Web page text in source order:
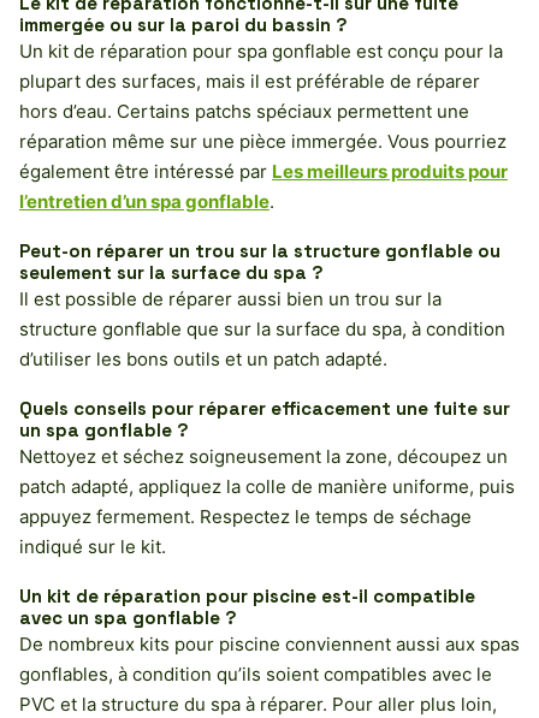
immergée ou sur la paroi du bassin ?
Un kit de réparation pour spa gonflable est conçu pour la
plupart des surfaces, mais il est préférable de réparer
hors d’eau. Certains patchs spéciaux permettent une
réparation même sur une pièce immergée. Vous pourriez
également être intéressé par Les meilleurs produits pour
l’entretien d’un spa gonflable.
Peut-on réparer un trou sur la structure gonflable ou
seulement sur la surface du spa ?
Il est possible de réparer aussi bien un trou sur la
structure gonflable que sur la surface du spa, à condition
d’utiliser les bons outils et un patch adapté.
Quels conseils pour réparer efficacement une fuite sur
un spa gonflable ?
Nettoyez et séchez soigneusement la zone, découpez un
patch adapté, appliquez la colle de manière uniforme, puis
appuyez fermement. Respectez le temps de séchage
indiqué sur le kit.
Un kit de réparation pour piscine est-il compatible
avec un spa gonflable ?
De nombreux kits pour piscine conviennent aussi aux spas
gonflables, à condition qu’ils soient compatibles avec le
PVC et la structure du spa à réparer. Pour aller plus loin,